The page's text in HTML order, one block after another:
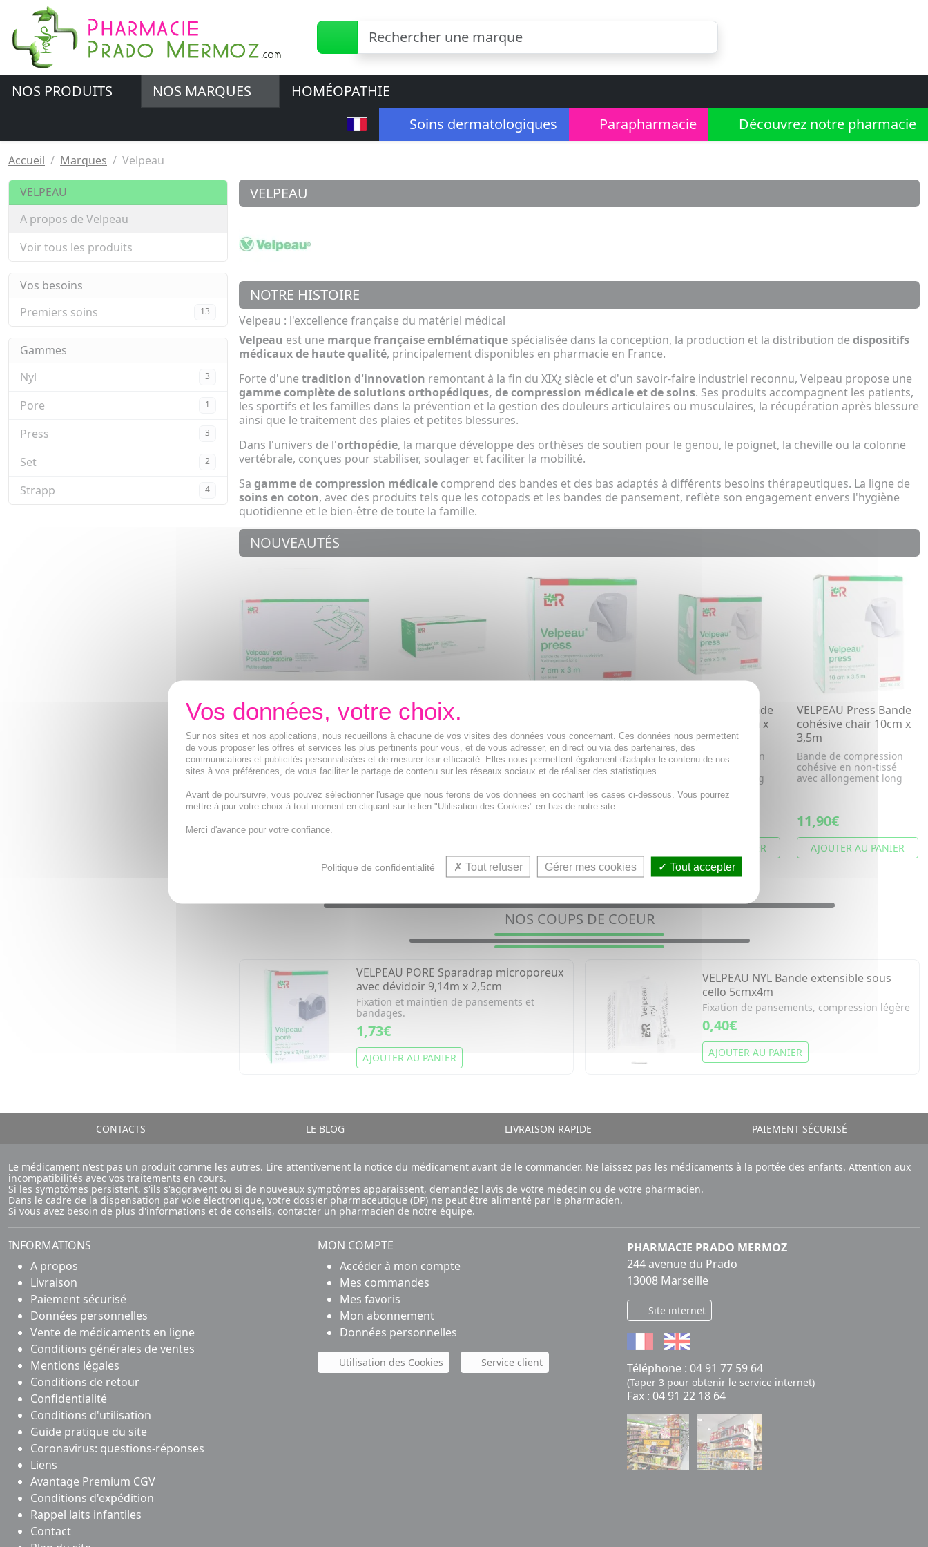
NOS PRODUITS NOS MARQUES
HOMÉOPATHIE
Soins dermatologiques
Parapharmacie Découvrez notre pharmacie
Accueil Marques Velpeau
VELPEAU
A propos de Velpeau
Voir tous les produits
Vos besoins
Premiers soins
13
Gammes
Nyl
3
Pore 1
Press 3
Set 2
Strapp 4
VELPEAU
NOTRE HISTOIRE
Velpeau : l'excellence française du matériel médical
Velpeau est une marque française emblématique spécialisée dans la conception, la production et la distribution de dispositifs
médicaux de haute qualité, principalement disponibles en pharmacie en France.
Forte d'une tradition d'innovation remontant à la fin du XIX¿ siècle et d'un savoir-faire industriel reconnu, Velpeau propose une
gamme complète de solutions orthopédiques, de compression médicale et de soins. Ses produits accompagnent les patients,
les sportifs et les familles dans la prévention et la gestion des douleurs articulaires ou musculaires, la récupération après blessure
ainsi que le traitement des plaies et petites blessures.
Dans l'univers de l'orthopédie, la marque développe des orthèses de soutien pour le genou, le poignet, la cheville ou la colonne
vertébrale, conçues pour stabiliser, soulager et faciliter la mobilité.
Sa gamme de compression médicale comprend des bandes et des bas adaptés à différents besoins thérapeutiques. La ligne de
soins en coton, avec des produits tels que les cotopads et les bandes de pansement, reflète son engagement envers l'hygiène
quotidienne et le bien-être de toute la famille.
NOUVEAUTÉS
VELPEAU Set - Post-
opératoire petite plaie
Set de pansements à
usage unique pour la
réalisation de soin à
domicile. Set pour ...
VELPEAU Set Standard
Plaie chronique x5
Set de pansement pour
plaies chroniques avec
paire de ciseaux
3m
Bande de compression
cohésive en non-tissé
avec allongement long
VELPEAU Press Bande
cohésive blanc 7cm x
3m
Bande de compression
cohésive en non-tissé
avec allongement long
AJOUTER AU PANIER
VELPEAU Press Bande
cohésive chair 10cm x
3,5m
Bande de compression
cohésive en non-tissé
avec allongement long
11,90€
AJOUTER AU PANIER
NOS COUPS DE COEUR
VELPEAU PORE Sparadrap microporeux
avec dévidoir 9,14m x 2,5cm
Fixation et maintien de pansements et
bandages.
1,73€
AJOUTER AU PANIER
VELPEAU NYL Bande extensible sous
cello 5cmx4m
Fixation de pansements, compression légère
0,40€
AJOUTER AU PANIER
CONTACTS LE BLOG LIVRAISON RAPIDE PAIEMENT SÉCURISÉ
Le médicament n'est pas un produit comme les autres. Lire attentivement la notice du médicament avant de le commander. Ne laissez pas les médicaments à la portée des enfants. Attention aux
incompatibilités avec vos traitements en cours.
Si les symptômes persistent, s'ils s'aggravent ou si de nouveaux symptômes apparaissent, demandez l'avis de votre médecin ou de votre pharmacien.
Dans le cadre de la dispensation par voie électronique, votre dossier pharmaceutique (DP) ne peut être alimenté par le pharmacien.
Si vous avez besoin de plus d'informations et de conseils, contacter un pharmacien de notre équipe.
INFORMATIONS
A propos
Livraison
Paiement sécurisé
Données personnelles
Vente de médicaments en ligne
Conditions générales de ventes
Mentions légales
Conditions de retour
Confidentialité
Conditions d'utilisation
Guide pratique du site
Coronavirus: questions-réponses
Liens
Avantage Premium CGV
Conditions d'expédition
Rappel laits infantiles
Contact
MON COMPTE
Accéder à mon compte
Mes commandes
Mes favoris
Mon abonnement
Données personnelles
Utilisation des Cookies Service client
PHARMACIE PRADO MERMOZ
244 avenue du Prado
13008 Marseille
Site internet
Téléphone : 04 91 77 59 64
(Taper 3 pour obtenir le service internet)
Fax : 04 91 22 18 64
Sur nos sites et nos applications, nous recueillons à chacune de vos visites des données vous concernant. Ces données nous permettent
de vous proposer les offres et services les plus pertinents pour vous, et de vous adresser, en direct ou via des partenaires, des
communications et publicités personnalisées et de mesurer leur efficacité. Elles nous permettent également d'adapter le contenu de nos
sites à vos préférences, de vous faciliter le partage de contenu sur les réseaux sociaux et de réaliser des statistiques
Avant de poursuivre, vous pouvez sélectionner l'usage que nous ferons de vos données en cochant les cases ci-dessous. Vous pourrez
mettre à jour votre choix à tout moment en cliquant sur le lien "Utilisation des Cookies" en bas de notre site.
Merci d'avance pour votre confiance.
Politique de confidentialité Tout refuser Gérer mes cookies Tout accepter